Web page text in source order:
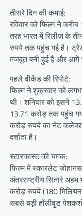
तीसरे दिन की कमाई:
रविवार को फिल्म ने
तरह भारत में रिलीज के
रुपये तक पहुंच गई है।
मजबूत बनी हुई है और आगे
पहले वीकेंड की रिपोर्ट:
फिल्म ने शुक्रवार को
थी। शनिवार को इसने
13.71 करोड़ तक पहुंच
करोड़ रुपये का नेट
दर्शाता है।
स्टारकास्ट की चमक:
फिल्म में स्कारलेट
अंतरराष्ट्रीय सितारे
करोड़ रुपये (180
सबसे बड़ी हॉलीवुड